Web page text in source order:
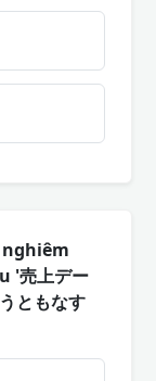
'売上デー
ともなす